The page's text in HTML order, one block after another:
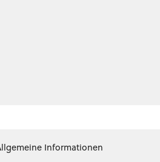
Informationen